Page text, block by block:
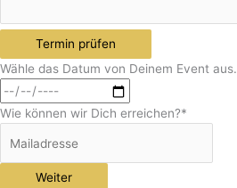
Termin prüfen
Wähle das Datum von Deinem Event aus.
Wie können wir Dich erreichen?*
Weiter